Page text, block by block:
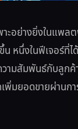
าะอย่างยิ่งในแ
หนึ่งในฟีเจอร์ที่
ามสัมพันธ์กับลูกค้
พิ่มยอดขายผ่านก